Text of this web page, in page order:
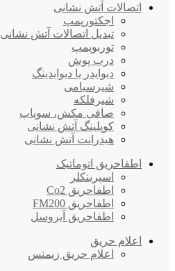
اتصالات آتش نشانی
اجکتورپمپ
تبدیل اتصالات آتش نشانی
توربوپمپ
درب پوش
دیوایدر یا دیوایدینگ
شیرسیامی
شیرفلکه
صافی مکش، سوپاپ
کوپلینگ آتش نشانی
هیدرانت آتش نشانی
اطفاحریق اتوماتیک
اسپرینکلر
اطفاحریق Co2
اطفاحریق FM200
اطفاحریق آیروسل
اعلام حریق
اعلام حریق زیمنس